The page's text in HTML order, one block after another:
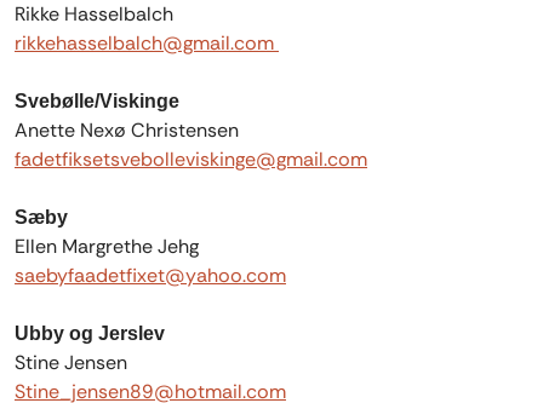
Rikke Hasselbalch
rikkehasselbalch@gmail.com
Svebølle/Viskinge
Anette Nexø Christensen
fadetfiksetsvebolleviskinge@gmail.com
Sæby
Ellen Margrethe Jehg
saebyfaadetfixet@yahoo.com
Ubby og Jerslev
Stine Jensen
Stine_jensen89@hotmail.com